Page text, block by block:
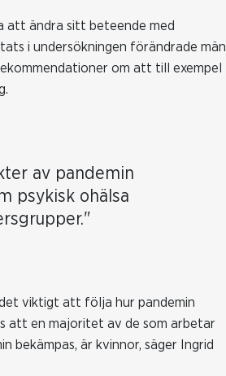
att ändra sitt beteende med
i undersökningen förändrade män
om att till exempel
av pandemin
psykisk ohälsa
viktigt att följa hur pandemin
att en majoritet av de som arbetar
bekämpas, är kvinnor, säger Ingrid